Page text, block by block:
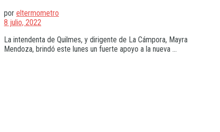
por eltermometro
8 julio, 2022
La intendenta de Quilmes, y dirigente de La Cámpora, Mayra
Mendoza, brindó este lunes un fuerte apoyo a la nueva ...